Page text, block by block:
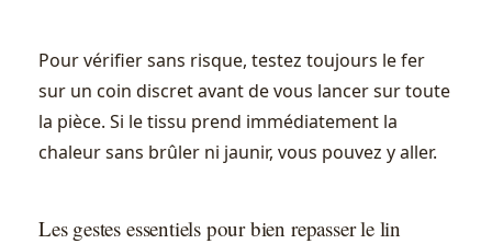
Pour vérifier sans risque, testez toujours le fer
sur un coin discret avant de vous lancer sur toute
la pièce. Si le tissu prend immédiatement la
chaleur sans brûler ni jaunir, vous pouvez y aller.
Les gestes essentiels pour bien repasser le lin